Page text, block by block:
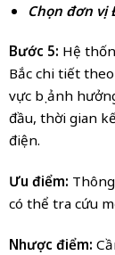
Chọn đơn vị
Bước 5: Hệ
Bắc chi tiết
vực bị ảnh
đầu, thời gian
điện.
Ưu điểm:
có thể tra cứu
Nhược điểm: